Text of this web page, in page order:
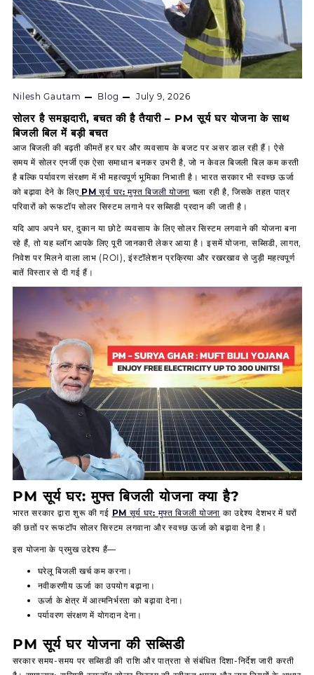
Nilesh Gautam Blog July 9, 2026
सोलर है समझदारी, बचत की है तैयारी – PM सूर्य घर योजना के साथ
बिजली बिल में बड़ी बचत
आज बिजली की बढ़ती कीमतें हर घर और व्यवसाय के बजट पर असर डाल रही हैं। ऐसे
समय में सोलर एनर्जी एक ऐसा समाधान बनकर उभरी है, जो न केवल बिजली बिल कम करती
है बल्कि पर्यावरण संरक्षण में भी महत्वपूर्ण भूमिका निभाती है। भारत सरकार भी स्वच्छ ऊर्जा
को बढ़ावा देने के लिए PM सूर्य घर: मुफ्त बिजली योजना चला रही है, जिसके तहत पात्र
परिवारों को रूफटॉप सोलर सिस्टम लगाने पर सब्सिडी प्रदान की जाती है।
यदि आप अपने घर, दुकान या छोटे व्यवसाय के लिए सोलर सिस्टम लगवाने की योजना बना
रहे हैं, तो यह ब्लॉग आपके लिए पूरी जानकारी लेकर आया है। इसमें योजना, सब्सिडी, लागत,
निवेश पर मिलने वाला लाभ (ROI), इंस्टॉलेशन प्रक्रिया और रखरखाव से जुड़ी महत्वपूर्ण
बातें विस्तार से दी गई हैं।
PM सूर्य घर: मुफ्त बिजली योजना क्या है?
भारत सरकार द्वारा शुरू की गई PM सूर्य घर: मुफ्त बिजली योजना का उद्देश्य देशभर में घरों
की छतों पर रूफटॉप सोलर सिस्टम लगवाना और स्वच्छ ऊर्जा को बढ़ावा देना है।
इस योजना के प्रमुख उद्देश्य हैं—
घरेलू बिजली खर्च कम करना।
नवीकरणीय ऊर्जा का उपयोग बढ़ाना।
ऊर्जा के क्षेत्र में आत्मनिर्भरता को बढ़ावा देना।
पर्यावरण संरक्षण में योगदान देना।
PM सूर्य घर योजना की सब्सिडी
सरकार समय-समय पर सब्सिडी की राशि और पात्रता से संबंधित दिशा-निर्देश जारी करती